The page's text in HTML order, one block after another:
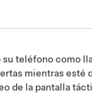
su teléfono como
mientras esté
de la pantalla